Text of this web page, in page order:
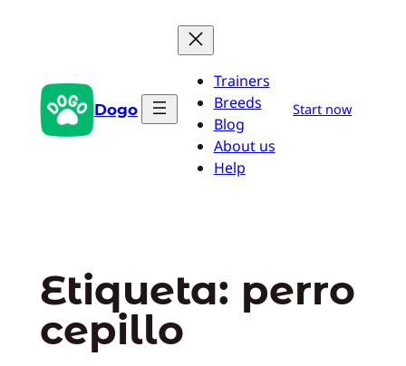
Dogo
Trainers
Breeds
Blog
About us
Help
Start now
Etiqueta: perro
cepillo